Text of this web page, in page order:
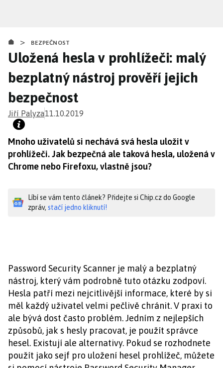
obsahu
> BEZPEČNOST
Uložená hesla v prohlížeči: malý
bezplatný nástroj prověří jejich
bezpečnost
Jiří Palyza11.10.2019
Mnoho uživatelů si nechává svá hesla uložit v
prohlížeči. Jak bezpečná ale taková hesla, uložená v
Chrome nebo Firefoxu, vlastně jsou?
Líbí se vám tento článek? Přidejte si Chip.cz do Google
zpráv, stačí jedno kliknutí!
Password Security Scanner je malý a bezplatný
nástroj, který vám podrobně tuto otázku zodpoví.
Hesla patří mezi nejcitlivější informace, které by si
měl každý uživatel velmi pečlivě chránit. V praxi to
ale bývá dost často problém. Jedním z nejlepších
způsobů, jak s hesly pracovat, je použít správce
hesel. Existují ale alternativy. Pokud se rozhodnete
použít jako sejf pro uložení hesel prohlížeč, můžete